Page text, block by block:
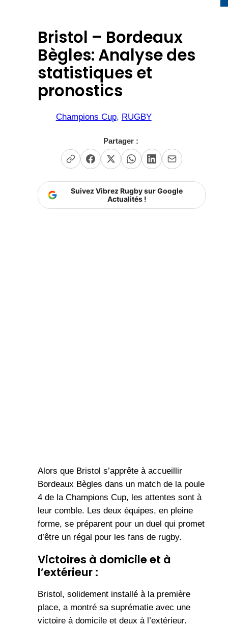
Bristol – Bordeaux
Bègles: Analyse des
statistiques et
pronostics
Champions Cup, RUGBY
Partager :
Suivez Vibrez Rugby sur Google
Actualités !
Alors que Bristol s’apprête à accueillir
Bordeaux Bègles dans un match de la poule
4 de la Champions Cup, les attentes sont à
leur comble. Les deux équipes, en pleine
forme, se préparent pour un duel qui promet
d’être un régal pour les fans de rugby.
Victoires à domicile et à
l’extérieur :
Bristol, solidement installé à la première
place, a montré sa suprématie avec une
victoire à domicile et deux à l’extérieur.